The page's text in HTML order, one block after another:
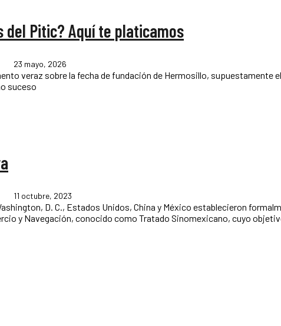
del Pitic? Aquí te platicamos
23 mayo, 2026
veraz sobre la fecha de fundación de Hermosillo, supuestamente
suceso
11 octubre, 2023
y Navegación, conocido como Tratado Sinomexicano, cuyo